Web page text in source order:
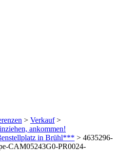
> Verkauf>
ankommen!
in Brühl*** > 4635296-
CAM05243G0-PR0024-